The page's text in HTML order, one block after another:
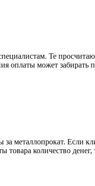
Те
оплаты может забирать
металлопрокат. Если
товара количество